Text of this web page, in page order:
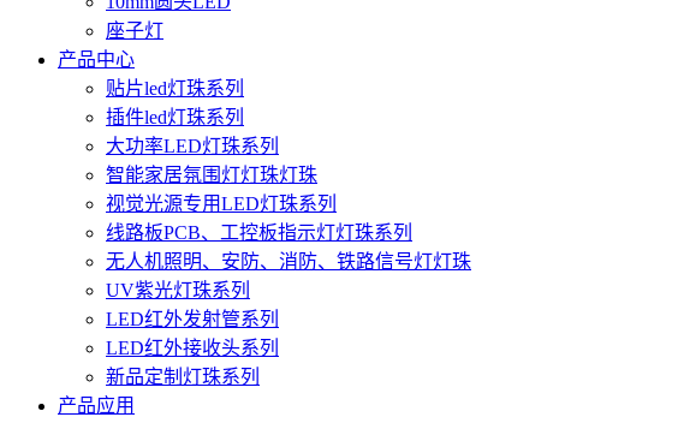
座子灯
产品中心
贴片led灯珠系列
插件led灯珠系列
大功率LED灯珠系列
智能家居氛围灯灯珠灯珠
视觉光源专用LED灯珠系列
线路板PCB、工控板指示灯灯珠系列
无人机照明、安防、消防、铁路信号灯灯珠
UV紫光灯珠系列
LED红外发射管系列
LED红外接收头系列
新品定制灯珠系列
产品应用